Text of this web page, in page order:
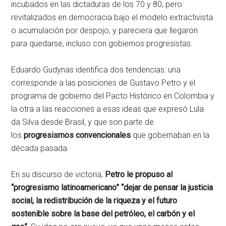
incubados en las dictaduras de los 70 y 80, pero
revitalizados en democracia bajo el modelo extractivista
o acumulación por despojo, y pareciera que llegaron
para quedarse, incluso con gobiernos progresistas.
Eduardo Gudynas identifica dos tendencias: una
corresponde a las posiciones de Gustavo Petro y el
programa de gobierno del Pacto Histórico en Colombia y
la otra a las reacciones a esas ideas que expresó Lula
da Silva desde Brasil, y que son parte de
losprogresismos convencionales que gobernaban en la
década pasada.
En su discurso de victoria, Petro le propuso al
“progresismo latinoamericano” “dejar de pensar la justicia
social, la redistribución de la riqueza y el futuro
sostenible sobre la base del petróleo, el carbón y el